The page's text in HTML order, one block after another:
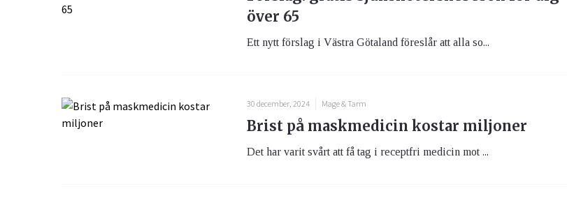
över 65
Ett nytt förslag i Västra Götaland föreslår att alla so...
30 december, 2024 Mage & Tarm
Brist på maskmedicin kostar miljoner
Det har varit svårt att få tag i receptfri medicin mot ...